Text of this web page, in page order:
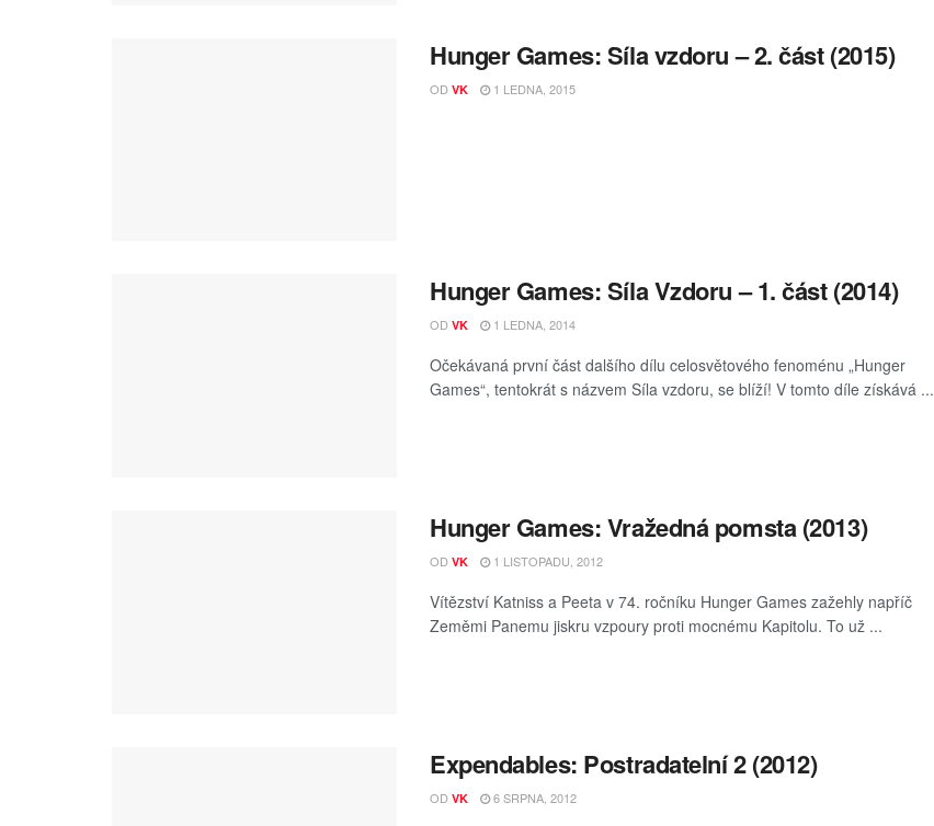
Hunger Games: Síla vzdoru – 2. část (2015)
OD VK 1 LEDNA, 2015
Hunger Games: Síla Vzdoru – 1. část (2014)
OD VK 1 LEDNA, 2014
Očekávaná první část dalšího dílu celosvětového fenoménu „Hunger
Games“, tentokrát s názvem Síla vzdoru, se blíží! V tomto díle získává ...
Hunger Games: Vražedná pomsta (2013)
OD VK 1 LISTOPADU, 2012
Vítězství Katniss a Peeta v 74. ročníku Hunger Games zažehly napříč
Zeměmi Panemu jiskru vzpoury proti mocnému Kapitolu. To už ...
Expendables: Postradatelní 2 (2012)
OD VK 6 SRPNA, 2012